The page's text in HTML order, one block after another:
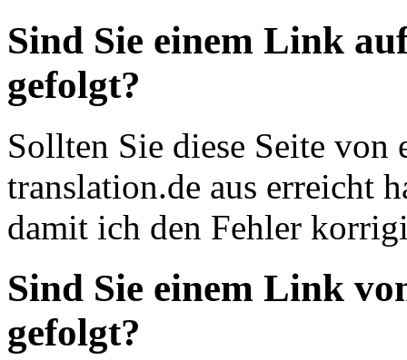
Sind Sie einem Link
gefolgt?
Sollten Sie diese Seite von
translation.de aus erreicht
damit ich den Fehler
Sind Sie einem Link
gefolgt?